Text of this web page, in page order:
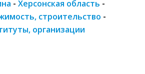
- Херсонская область -
строительство -
организации